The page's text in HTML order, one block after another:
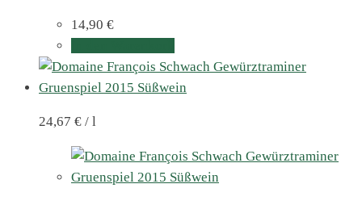
14,90 €
24,67 € / l